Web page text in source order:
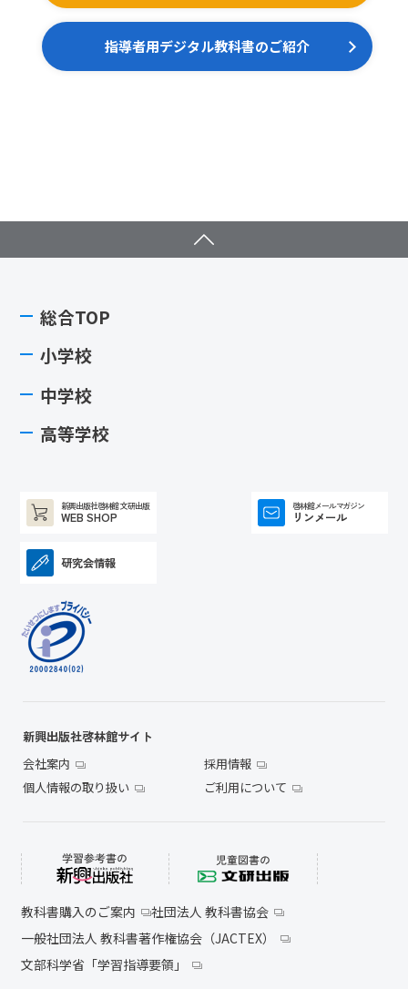
指導者用デジタル教科書のご紹介
総合TOP
小学校
中学校
高等学校
新興出版社啓林館 文研出版
WEB SHOP
啓林館メールマガジン
リンメール
研究会情報
新興出版社啓林館サイト
会社案内
採用情報
個人情報の取り扱い
ご利用について
教科書購入のご案内
社団法人 教科書協会
一般社団法人 教科書著作権協会（JACTEX）
文部科学省「学習指導要領」